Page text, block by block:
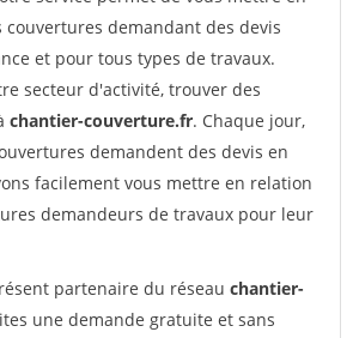
couvertures demandant des devis
et pour tous types de travaux.
secteur d'activité, trouver des
chantier-couverture.fr. Chaque jour,
demandent des devis en
facilement vous mettre en relation
demandeurs de travaux pour leur
partenaire du réseau chantier-
une demande gratuite et sans